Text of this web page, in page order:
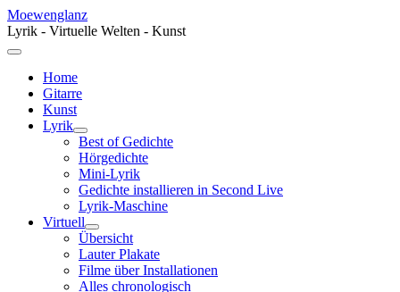
Moewenglanz
Lyrik - Virtuelle Welten - Kunst
Home
Gitarre
Kunst
Lyrik
Best of Gedichte
Hörgedichte
Mini-Lyrik
Gedichte installieren in Second Live
Lyrik-Maschine
Virtuell
Übersicht
Lauter Plakate
Filme über Installationen
Alles chronologisch